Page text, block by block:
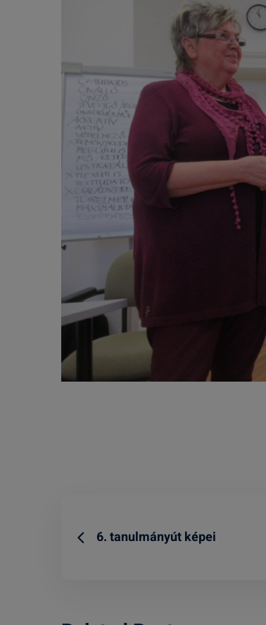
6. tanulmányút képei